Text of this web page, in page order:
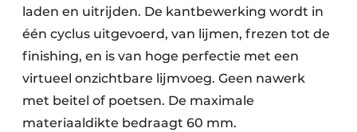
laden en uitrijden. De kantbewerking wordt in
één cyclus uitgevoerd, van lijmen, frezen tot de
finishing, en is van hoge perfectie met een
virtueel onzichtbare lijmvoeg. Geen nawerk
met beitel of poetsen. De maximale
materiaaldikte bedraagt 60 mm.